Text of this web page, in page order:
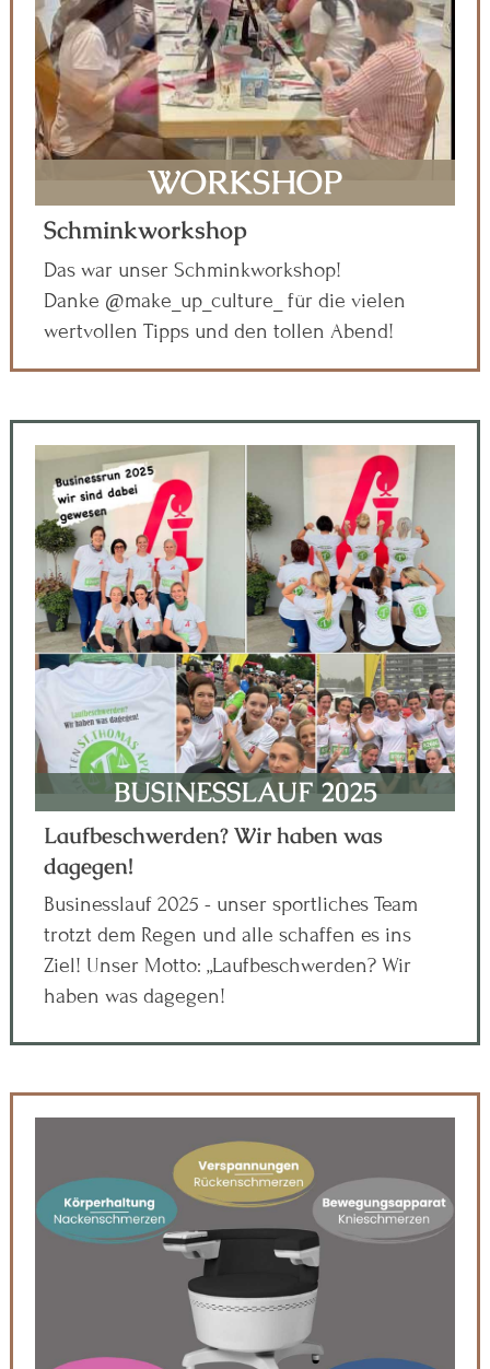
WORKSHOP
Schminkworkshop
Das war unser Schminkworkshop!
Danke @make_up_culture_ für die vielen
wertvollen Tipps und den tollen Abend!
BUSINESSLAUF 2025
Laufbeschwerden? Wir haben was
dagegen!
Businesslauf 2025 - unser sportliches Team
trotzt dem Regen und alle schaffen es ins
Ziel! Unser Motto: „Laufbeschwerden? Wir
haben was dagegen!